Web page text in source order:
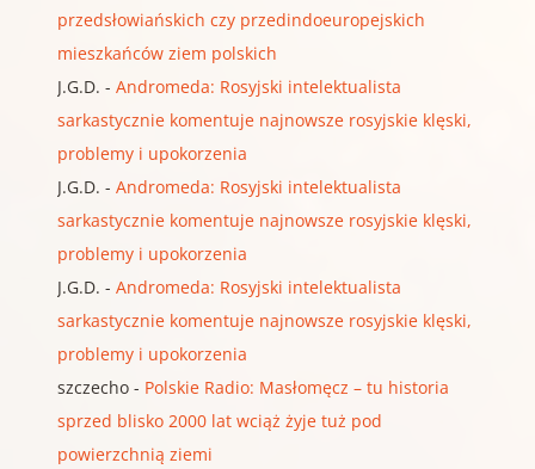
przedsłowiańskich czy przedindoeuropejskich
mieszkańców ziem polskich
J.G.D. - Andromeda: Rosyjski intelektualista
sarkastycznie komentuje najnowsze rosyjskie klęski,
problemy i upokorzenia
J.G.D. - Andromeda: Rosyjski intelektualista
sarkastycznie komentuje najnowsze rosyjskie klęski,
problemy i upokorzenia
J.G.D. - Andromeda: Rosyjski intelektualista
sarkastycznie komentuje najnowsze rosyjskie klęski,
problemy i upokorzenia
szczecho- Polskie Radio: Masłomęcz – tu historia
sprzed blisko 2000 lat wciąż żyje tuż pod
powierzchnią ziemi